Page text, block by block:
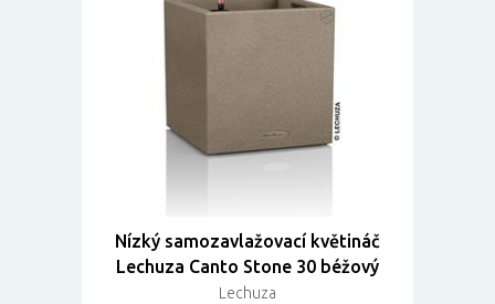
Nízký samozavlažovací květináč
Lechuza Canto Stone 30 béžový
Lechuza